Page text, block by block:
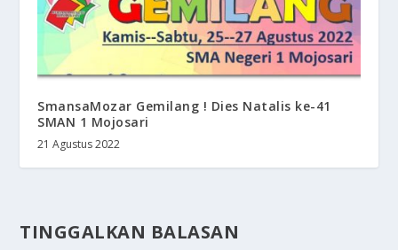
SmansaMozar Gemilang ! Dies Natalis ke-41
SMAN 1 Mojosari
21 Agustus 2022
TINGGALKAN BALASAN